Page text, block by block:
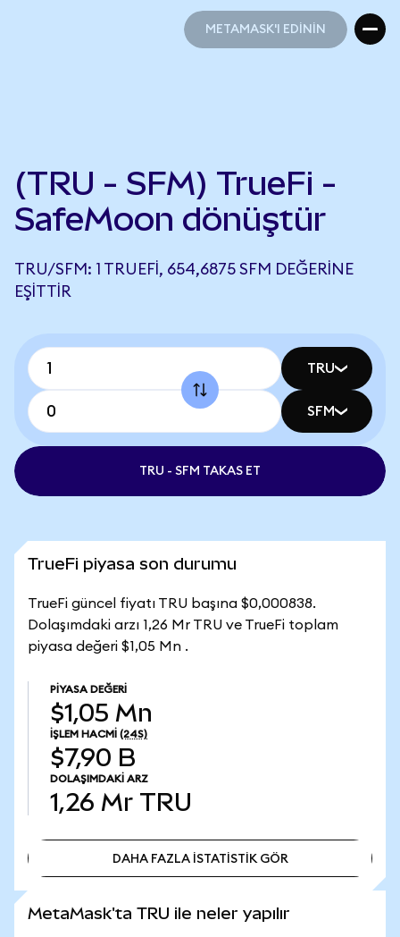
METAMASK'I EDİNİN
(TRU - SFM) TrueFi -
SafeMoon dönüştür
TRU/SFM: 1 TRUEFI, 654,6875 SFM DEĞERINE
EŞITTIR
TRU
SFM
TRU - SFM TAKAS ET
TrueFi piyasa son durumu
TrueFi güncel fiyatı TRU başına $0,000838.
Dolaşımdaki arzı 1,26 Mr TRU ve TrueFi toplam
piyasa değeri $1,05 Mn .
PIYASA DEĞERI
$1,05 Mn
İŞLEM HACMI (24S)
$7,90 B
DOLAŞIMDAKI ARZ
1,26 Mr TRU
DAHA FAZLA İSTATİSTİK GÖR
MetaMask'ta TRU ile neler yapılır